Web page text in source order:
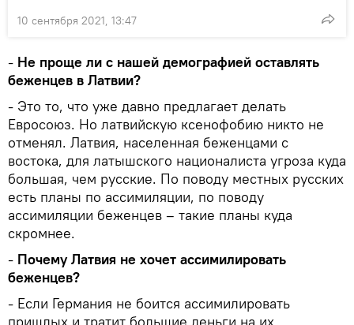
10 сентября 2021, 13:47
- Не проще ли с нашей демографией оставлять
беженцев в Латвии?
- Это то, что уже давно предлагает делать
Евросоюз. Но латвийскую ксенофобию никто не
отменял. Латвия, населенная беженцами с
востока, для латышского националиста угроза куда
большая, чем русские. По поводу местных русских
есть планы по ассимиляции, по поводу
ассимиляции беженцев – такие планы куда
скромнее.
- Почему Латвия не хочет ассимилировать
беженцев?
- Если Германия не боится ассимилировать
пришлых и тратит большие деньги на их